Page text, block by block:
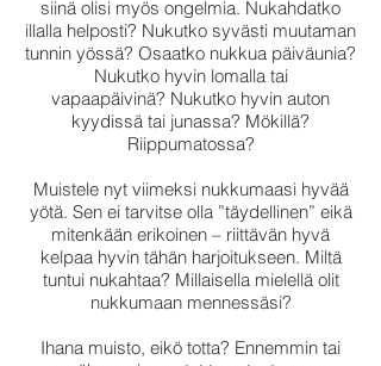
siinä olisi myös ongelmia. Nukahdatko
illalla helposti? Nukutko syvästi muutaman
tunnin yössä? Osaatko nukkua päiväunia?
Nukutko hyvin lomalla tai
vapaapäivinä? Nukutko hyvin auton
kyydissä tai junassa? Mökillä?
Riippumatossa?
Muistele nyt viimeksi nukkumaasi hyvää
yötä. Sen ei tarvitse olla ”täydellinen” eikä
mitenkään erikoinen – riittävän hyvä
kelpaa hyvin tähän harjoitukseen. Miltä
tuntui nukahtaa? Millaisella mielellä olit
nukkumaan mennessäsi?
Ihana muisto, eikö totta? Ennemmin tai